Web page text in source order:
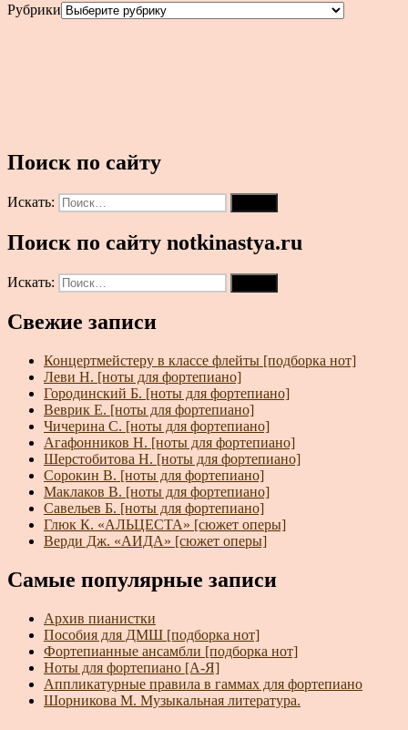
Рубрики
Поиск по сайту
Искать:
Поиск по сайту notkinastya.ru
Искать:
Свежие записи
Концертмейстеру в классе флейты [подборка нот]
Леви Н. [ноты для фортепиано]
Городинский Б. [ноты для фортепиано]
Веврик Е. [ноты для фортепиано]
Чичерина С. [ноты для фортепиано]
Агафонников Н. [ноты для фортепиано]
Шерстобитова Н. [ноты для фортепиано]
Сорокин В. [ноты для фортепиано]
Маклаков В. [ноты для фортепиано]
Савельев Б. [ноты для фортепиано]
Глюк К. «АЛЬЦЕСТА» [сюжет оперы]
Верди Дж. «АИДА» [сюжет оперы]
Самые популярные записи
Архив пианистки
Пособия для ДМШ [подборка нот]
Фортепианные ансамбли [подборка нот]
Ноты для фортепиано [А-Я]
Аппликатурные правила в гаммах для фортепиано
Шорникова М. Музыкальная литература.